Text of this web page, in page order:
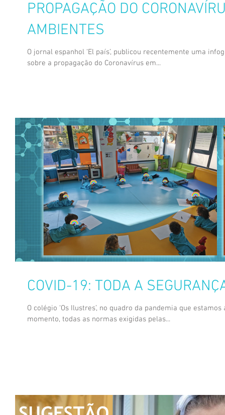
PROPAGAÇÃO DO
AMBIENTES
O jornal espanhol ‘El país’, publicou recentemente uma
sobre a propagação do Coronavírus em...
COVID-19: TODA A
O colégio ‘Os Ilustres’, no quadro da pandemia que
momento, todas as normas exigidas pelas...